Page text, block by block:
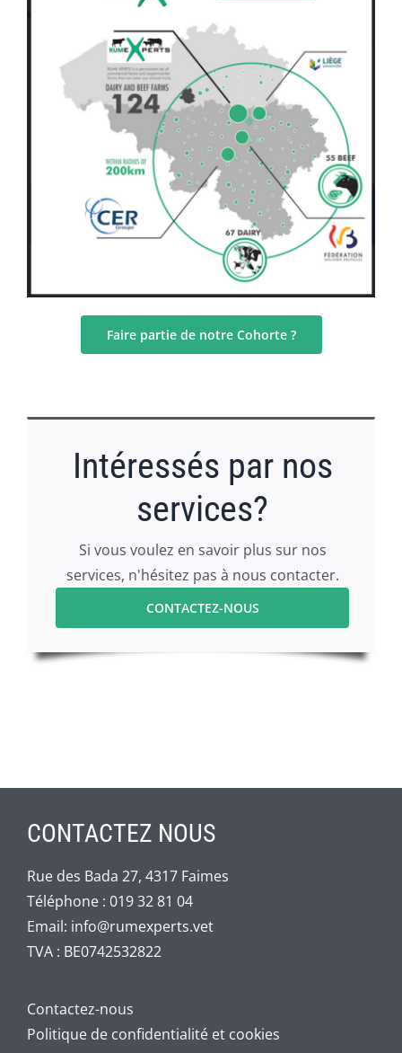
Faire partie de notre Cohorte ?
Intéressés par nos
services?
Si vous voulez en savoir plus sur nos
services, n'hésitez pas à nous contacter.
CONTACTEZ-NOUS
CONTACTEZ NOUS
Rue des Bada 27, 4317 Faimes
Téléphone : 019 32 81 04
Email: info@rumexperts.vet
TVA : BE0742532822
Contactez-nous
Politique de confidentialité et cookies